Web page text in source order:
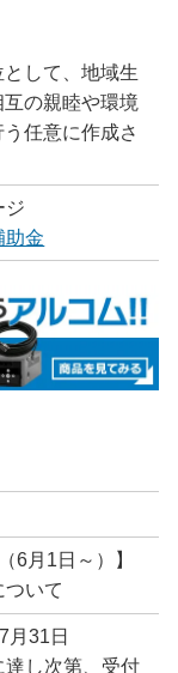
して、地域生
の親睦や環境
任意に作成さ
ジ
助金
6月1日～）】
ついて
月31日
達し次第、受付